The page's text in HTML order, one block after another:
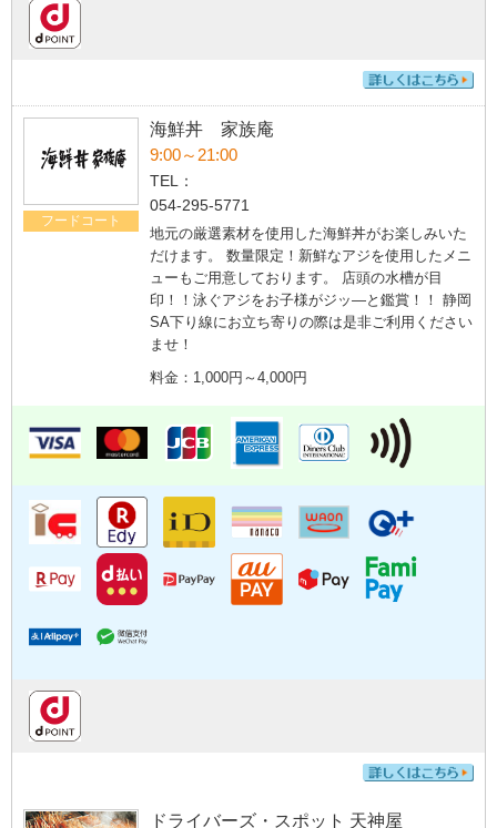
フードコート
海鮮丼 家族庵
9:00～21:00
TEL：
054-295-5771
地元の厳選素材を使用した海鮮丼がお楽しみいた
だけます。 数量限定！新鮮なアジを使用したメニ
ューもご用意しております。 店頭の水槽が目
印！！泳ぐアジをお子様がジッ―と鑑賞！！ 静岡
SA下り線にお立ち寄りの際は是非ご利用ください
ませ！
料金：1,000円～4,000円
ドライバーズ・スポット 天神屋